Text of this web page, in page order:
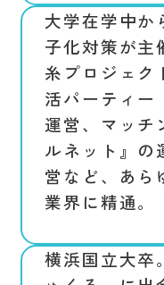
大学在学中か
子化対策が主
糸プロジェク
活パーティー
運営、マッチ
ルネット』の
営など、あら
業界に精通。
横浜国立大卒